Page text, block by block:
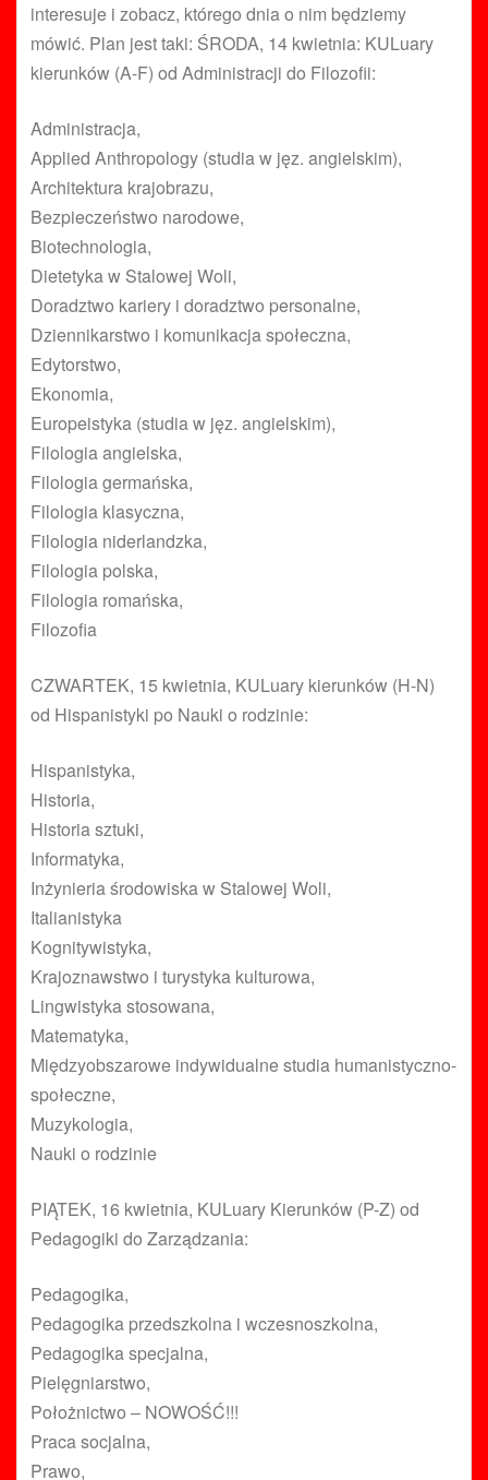
interesuje i zobacz, którego dnia o nim będziemy
mówić. Plan jest taki: ŚRODA, 14 kwietnia: KULuary
kierunków (A-F) od Administracji do Filozofii:
Administracja,
Applied Anthropology (studia w jęz. angielskim),
Architektura krajobrazu,
Bezpieczeństwo narodowe,
Biotechnologia,
Dietetyka w Stalowej Woli,
Doradztwo kariery i doradztwo personalne,
Dziennikarstwo i komunikacja społeczna,
Edytorstwo,
Ekonomia,
Europeistyka (studia w jęz. angielskim),
Filologia angielska,
Filologia germańska,
Filologia klasyczna,
Filologia niderlandzka,
Filologia polska,
Filologia romańska,
Filozofia
CZWARTEK, 15 kwietnia, KULuary kierunków (H-N)
od Hispanistyki po Nauki o rodzinie:
Hispanistyka,
Historia,
Historia sztuki,
Informatyka,
Inżynieria środowiska w Stalowej Woli,
Italianistyka
Kognitywistyka,
Krajoznawstwo i turystyka kulturowa,
Lingwistyka stosowana,
Matematyka,
Międzyobszarowe indywidualne studia humanistyczno-
społeczne,
Muzykologia,
Nauki o rodzinie
PIĄTEK, 16 kwietnia, KULuary Kierunków (P-Z) od
Pedagogiki do Zarządzania:
Pedagogika,
Pedagogika przedszkolna i wczesnoszkolna,
Pedagogika specjalna,
Pielęgniarstwo,
Położnictwo – NOWOŚĆ!!!
Praca socjalna,
Prawo,